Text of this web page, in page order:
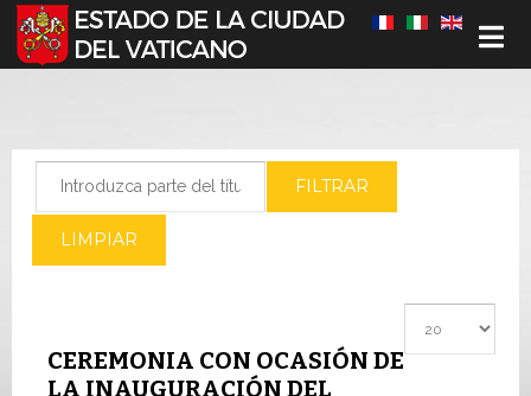
Seleccione su idioma
FILTRAR
LIMPIAR
CEREMONIA CON OCASIÓN DE
LA INAUGURACIÓN DEL